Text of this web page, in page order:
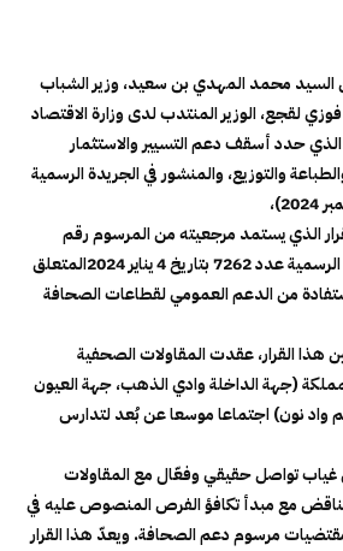
السيد محمد المهدي بن سعيد، وزير الشباب
لقجع، الوزير المنتدب لدى وزارة الاقتصاد
الذي حدد أسقف دعم التسيير والاستثمار
والتوزيع، والمنشور في الجريدة الرسمية
الذي يستمد مرجعيته من المرسوم رقم
2.23.1041 صادر بالجريدة الرسمية عدد 7262 بتاريخ 4 يناير 2024المتعلق
من الدعم العمومي لقطاعات الصحافة
القرار، عقدت المقاولات الصحفية
(جهة الداخلة وادي الذهب، جهة العيون
واد نون) اجتماعا موسعا عن بُعد لتدارس
غياب تواصل حقيقي وفعّال مع المقاولات
مع مبدأ تكافؤ الفرص المنصوص عليه في
مرسوم دعم الصحافة. ويعدّ هذا القرار